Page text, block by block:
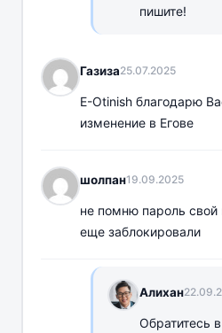
пишите!
Газиза25.07.2025
E-Otinish благодарю
изменение в Егове
шолпан19.09.2025
не помню пароль свой
еще заблокировали
Алихан
Обратитесь